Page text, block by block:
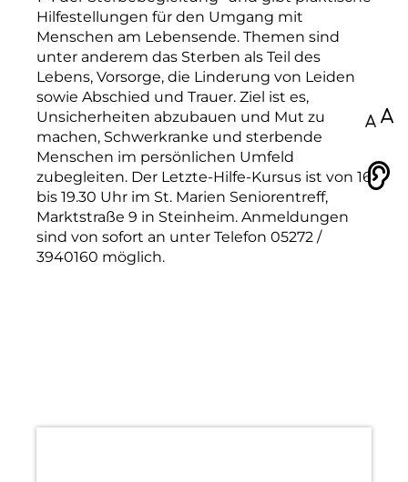
Hilfestellungen für den Umgang mit
Menschen am Lebensende. Themen sind
unter anderem das Sterben als Teil des
Lebens, Vorsorge, die Linderung von Leiden
sowie Abschied und Trauer. Ziel ist es,
Unsicherheiten abzubauen und Mut zu
machen, Schwerkranke und sterbende
Menschen im persönlichen Umfeld
zubegleiten. Der Letzte-Hilfe-Kursus ist von 16
bis 19.30 Uhr im St. Marien Seniorentreff,
Marktstraße 9 in Steinheim. Anmeldungen
sind von sofort an unter Telefon 05272 /
3940160 möglich.
100
Vorlesen